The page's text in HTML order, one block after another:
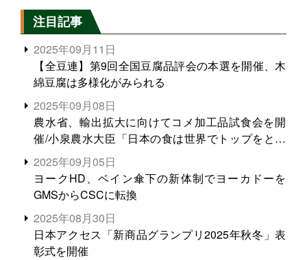
注目記事
2025年09月11日
【全豆連】第9回全国豆腐品評会の本選を開催、木
綿豆腐は多様化がみられる
2025年09月08日
農水省、輸出拡大に向けてコメ加工品試食会を開
催/小泉農水大臣「日本の食は世界でトップをとれ
る。米増産に向けて、米輸出需要の拡大を」
2025年09月05日
ヨークHD、ベイン傘下の新体制でヨーカドーを
GMSからCSCに転換
2025年08月30日
日本アクセス「新商品グランプリ2025年秋冬」表
彰式を開催